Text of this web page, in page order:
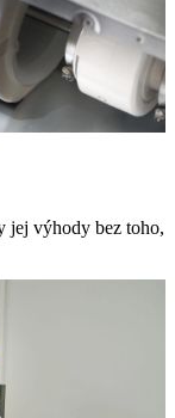
jej výhody bez toho,